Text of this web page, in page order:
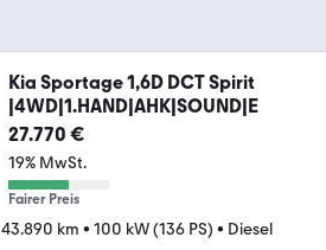
Kia Sportage 1,6D DCT Spirit
|4WD|1.HAND|AHK|SOUND|E
27.770 €
19% MwSt.
Fairer Preis
43.890 km • 100 kW (136 PS) • Diesel